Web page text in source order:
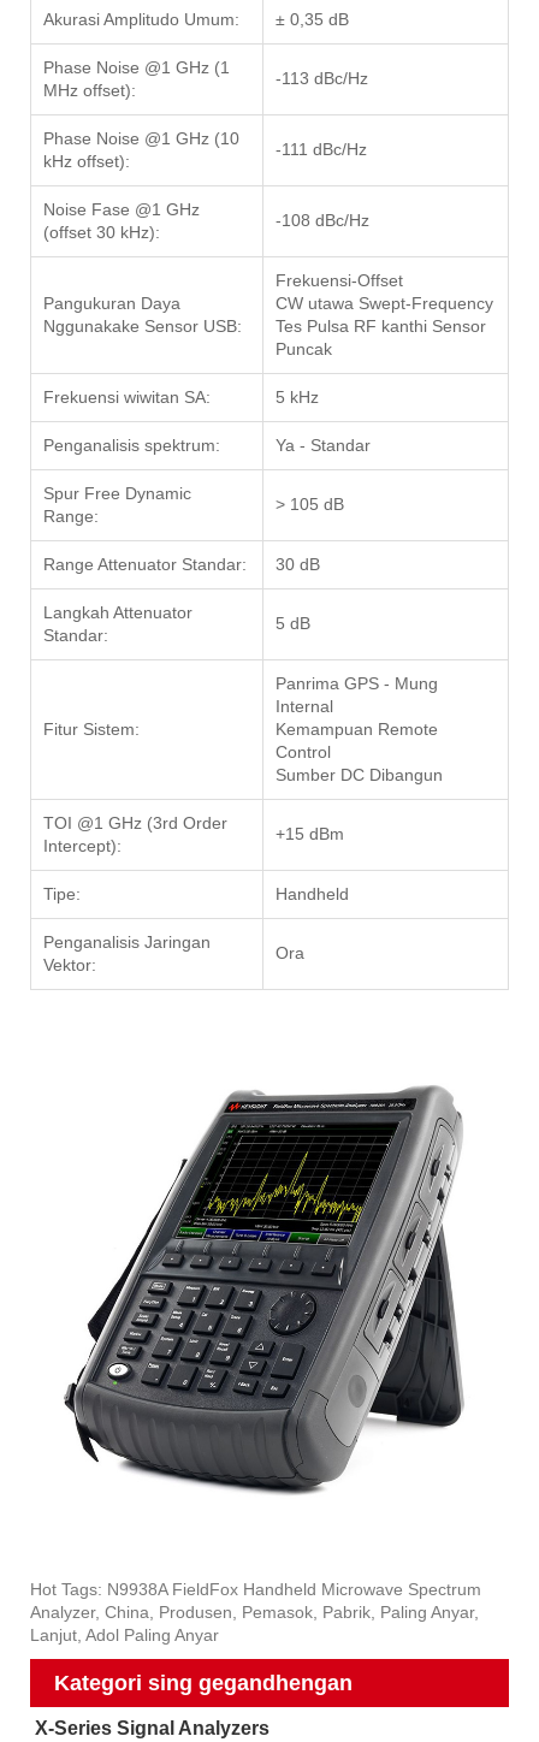
Akurasi Amplitudo Umum: ± 0,35 dB
Phase Noise @1 GHz (1
MHz offset):
-113 dBc/Hz
Phase Noise @1 GHz (10
kHz offset):
-111 dBc/Hz
Noise Fase @1 GHz
(offset 30 kHz):
-108 dBc/Hz
Pangukuran Daya
Nggunakake Sensor USB:
Frekuensi-Offset
CW utawa Swept-Frequency
Tes Pulsa RF kanthi Sensor
Puncak
Frekuensi wiwitan SA: 5 kHz
Penganalisis spektrum: Ya - Standar
Spur Free Dynamic
Range:
> 105 dB
Range Attenuator Standar: 30 dB
Langkah Attenuator
Standar:
5 dB
Fitur Sistem:
Panrima GPS - Mung
Internal
Kemampuan Remote
Control
Sumber DC Dibangun
TOI @1 GHz (3rd Order
Intercept):
+15 dBm
Tipe: Handheld
Penganalisis Jaringan
Vektor:
Ora
Hot Tags: N9938A FieldFox Handheld Microwave Spectrum
Analyzer, China, Produsen, Pemasok, Pabrik, Paling Anyar,
Lanjut, Adol Paling Anyar
Kategori sing gegandhengan
X-Series Signal Analyzers